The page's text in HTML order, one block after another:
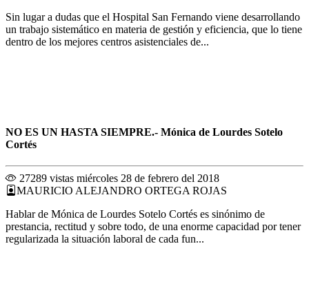
Sin lugar a dudas que el Hospital San Fernando viene desarrollando
un trabajo sistemático en materia de gestión y eficiencia, que lo tiene
dentro de los mejores centros asistenciales de...
NO ES UN HASTA SIEMPRE.- Mónica de Lourdes Sotelo
Cortés
27289 vistas miércoles 28 de febrero del 2018
MAURICIO ALEJANDRO ORTEGA ROJAS
Hablar de Mónica de Lourdes Sotelo Cortés es sinónimo de
prestancia, rectitud y sobre todo, de una enorme capacidad por tener
regularizada la situación laboral de cada fun...